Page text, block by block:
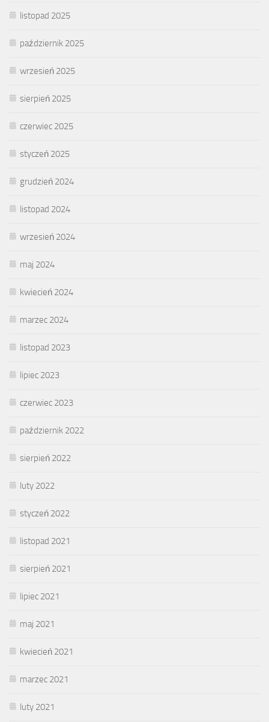
listopad 2025
październik 2025
wrzesień 2025
sierpień 2025
czerwiec 2025
styczeń 2025
grudzień 2024
listopad 2024
wrzesień 2024
maj 2024
kwiecień 2024
marzec 2024
listopad 2023
lipiec 2023
czerwiec 2023
październik 2022
sierpień 2022
luty 2022
styczeń 2022
listopad 2021
sierpień 2021
lipiec 2021
maj 2021
kwiecień 2021
marzec 2021
luty 2021